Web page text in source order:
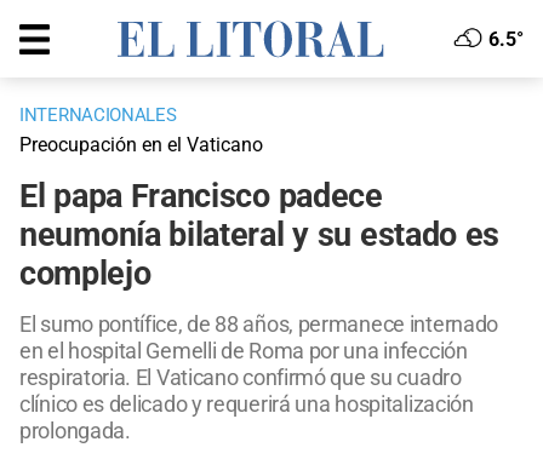
6.5°
INTERNACIONALES
Preocupación en el Vaticano
El papa Francisco padece
neumonía bilateral y su estado es
complejo
El sumo pontífice, de 88 años, permanece internado
en el hospital Gemelli de Roma por una infección
respiratoria. El Vaticano confirmó que su cuadro
clínico es delicado y requerirá una hospitalización
prolongada.